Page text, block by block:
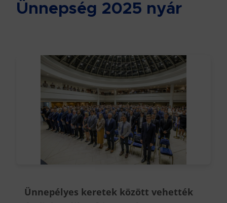
Ünnepség 2025 nyár
Ünnepélyes keretek között vehették